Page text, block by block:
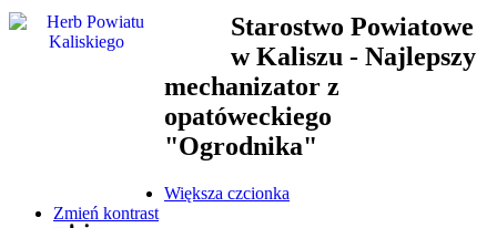
Starostwo Powiatowe
w Kaliszu - Najlepszy
mechanizator z
opatóweckiego
"Ogrodnika"
Większa czcionka
Zmień kontrast